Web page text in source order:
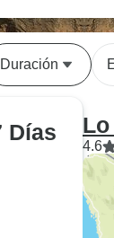
Duración
Días
4.6